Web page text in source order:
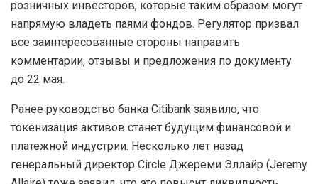
розничных инвесторов, которые таким образом могут
напрямую владеть паями фондов. Регулятор призвал
все заинтересованные стороны направить
комментарии, отзывы и предложения по документу
до 22 мая.
Ранее руководство банка Citibank заявило, что
токенизация активов станет будущим финансовой и
платежной индустрии. Несколько лет назад
генеральный директор Circle Джереми Эллайр (Jeremy